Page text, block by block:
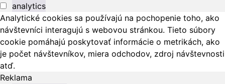
analytics
Analytické cookies sa používajú na pochopenie toho, ako
návštevníci interagujú s webovou stránkou. Tieto súbory
cookie pomáhajú poskytovať informácie o metrikách, ako
je počet návštevníkov, miera odchodov, zdroj návštevnosti
atď.
Reklama